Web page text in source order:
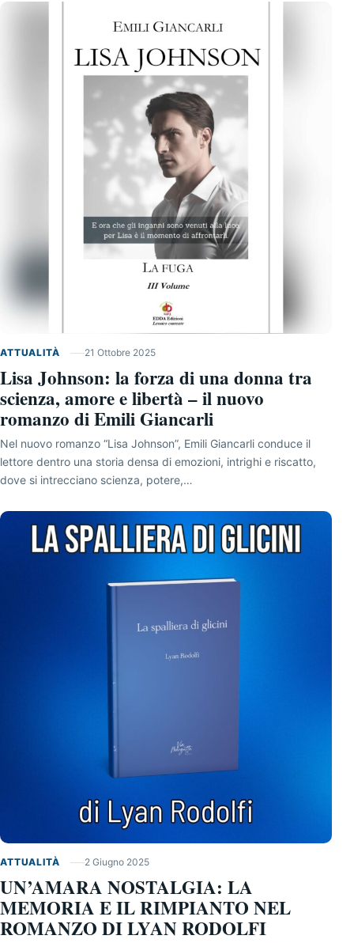
ATTUALITÀ 21 Ottobre 2025
Lisa Johnson: la forza di una donna tra
scienza, amore e libertà – il nuovo
romanzo di Emili Giancarli
Nel nuovo romanzo “Lisa Johnson”, Emili Giancarli conduce il
lettore dentro una storia densa di emozioni, intrighi e riscatto,
dove si intrecciano scienza, potere,…
ATTUALITÀ 2 Giugno 2025
UN’AMARA NOSTALGIA: LA
MEMORIA E IL RIMPIANTO NEL
ROMANZO DI LYAN RODOLFI